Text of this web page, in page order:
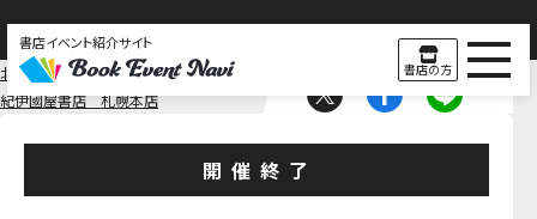
書店イベント紹介サイト
書店の方
北海道
北海道
紀伊國屋書店 札幌本店
開催終了